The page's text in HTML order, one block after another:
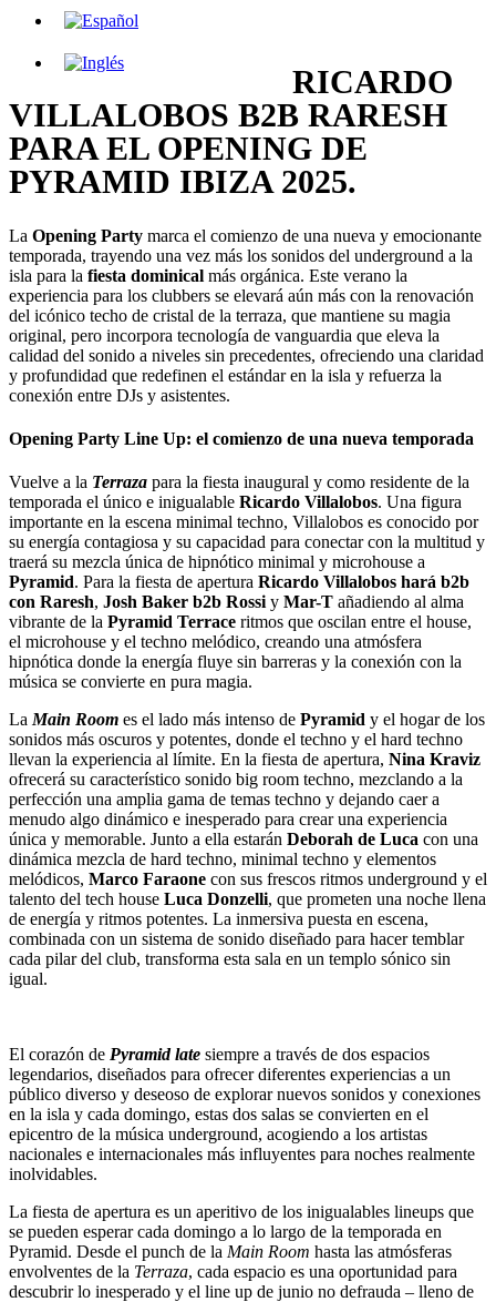
RICARDO
VILLALOBOS B2B RARESH
PARA EL OPENING DE
PYRAMID IBIZA 2025.
La Opening Party marca el comienzo de una nueva y emocionante
temporada, trayendo una vez más los sonidos del underground a la
isla para la fiesta dominical más orgánica. Este verano la
experiencia para los clubbers se elevará aún más con la renovación
del icónico techo de cristal de la terraza, que mantiene su magia
original, pero incorpora tecnología de vanguardia que eleva la
calidad del sonido a niveles sin precedentes, ofreciendo una claridad
y profundidad que redefinen el estándar en la isla y refuerza la
conexión entre DJs y asistentes.
Opening Party Line Up: el comienzo de una nueva temporada
Vuelve a la Terraza para la fiesta inaugural y como residente de la
temporada el único e inigualable Ricardo Villalobos. Una figura
importante en la escena minimal techno, Villalobos es conocido por
su energía contagiosa y su capacidad para conectar con la multitud y
traerá su mezcla única de hipnótico minimal y microhouse a
Pyramid. Para la fiesta de apertura Ricardo Villalobos hará b2b
con Raresh, Josh Baker b2b Rossi y Mar-T añadiendo al alma
vibrante de la Pyramid Terrace ritmos que oscilan entre el house,
el microhouse y el techno melódico, creando una atmósfera
hipnótica donde la energía fluye sin barreras y la conexión con la
música se convierte en pura magia.
La Main Room es el lado más intenso de Pyramid y el hogar de los
sonidos más oscuros y potentes, donde el techno y el hard techno
llevan la experiencia al límite. En la fiesta de apertura, Nina Kraviz
ofrecerá su característico sonido big room techno, mezclando a la
perfección una amplia gama de temas techno y dejando caer a
menudo algo dinámico e inesperado para crear una experiencia
única y memorable. Junto a ella estarán Deborah de Luca con una
dinámica mezcla de hard techno, minimal techno y elementos
melódicos, Marco Faraone con sus frescos ritmos underground y el
talento del tech house Luca Donzelli, que prometen una noche llena
de energía y ritmos potentes. La inmersiva puesta en escena,
combinada con un sistema de sonido diseñado para hacer temblar
cada pilar del club, transforma esta sala en un templo sónico sin
igual.
El corazón de Pyramid late siempre a través de dos espacios
legendarios, diseñados para ofrecer diferentes experiencias a un
público diverso y deseoso de explorar nuevos sonidos y conexiones
en la isla y cada domingo, estas dos salas se convierten en el
epicentro de la música underground, acogiendo a los artistas
nacionales e internacionales más influyentes para noches realmente
inolvidables.
La fiesta de apertura es un aperitivo de los inigualables lineups que
se pueden esperar cada domingo a lo largo de la temporada en
Pyramid. Desde el punch de la Main Room hasta las atmósferas
envolventes de la Terraza, cada espacio es una oportunidad para
descubrir lo inesperado y el line up de junio no defrauda – lleno de